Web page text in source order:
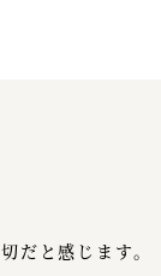
と感じます。